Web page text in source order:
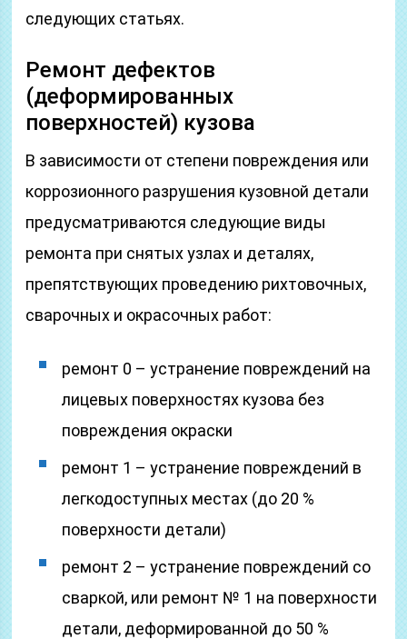
следующих статьях.
Ремонт дефектов
(деформированных
поверхностей) кузова
В зависимости от степени повреждения или
коррозионного разрушения кузовной детали
предусматриваются следующие виды
ремонта при снятых узлах и деталях,
препятствующих проведению рихтовочных,
сварочных и окрасочных работ:
ремонт 0 – устранение повреждений на
лицевых поверхностях кузова без
повреждения окраски
ремонт 1 – устранение повреждений в
легкодоступных местах (до 20 %
поверхности детали)
ремонт 2 – устранение повреждений со
сваркой, или ремонт № 1 на поверхности
детали, деформированной до 50 %